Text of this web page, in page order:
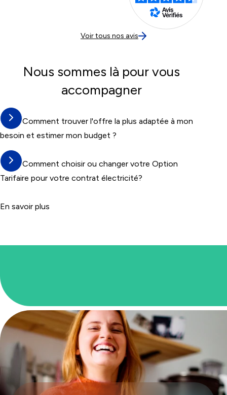
Voir tous nos avis
Nous sommes là pour vous
accompagner
Comment trouver l'offre la plus adaptée à mon
besoin et estimer mon budget ?
Comment choisir ou changer votre Option
Tarifaire pour votre contrat électricité?
En savoir plus